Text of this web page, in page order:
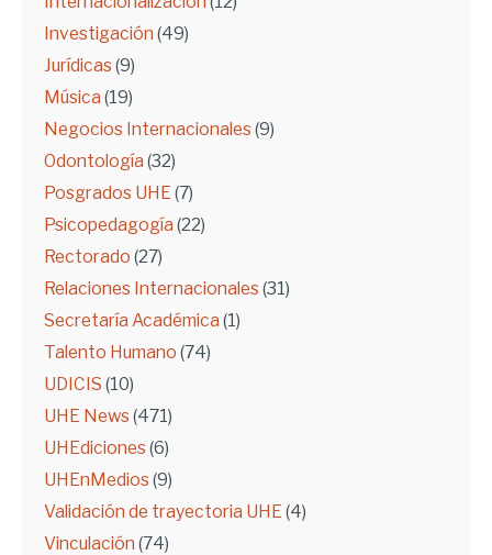
Investigación (49)
Jurídicas (9)
Música (19)
Negocios Internacionales (9)
Odontología (32)
Posgrados UHE(7)
Psicopedagogía (22)
Rectorado (27)
Relaciones Internacionales (31)
Secretaría Académica (1)
Talento Humano (74)
UDICIS (10)
UHE News (471)
UHEdiciones (6)
UHEnMedios (9)
Validación de trayectoria UHE(4)
Vinculación (74)